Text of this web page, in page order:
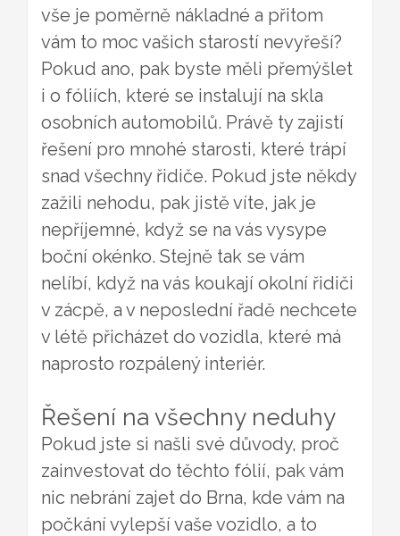
vše je poměrně nákladné a přitom
vám to moc vašich starostí nevyřeší?
Pokud ano, pak byste měli přemýšlet
i o fóliích, které se instalují na skla
osobních automobilů. Právě ty zajistí
řešení pro mnohé starosti, které trápí
snad všechny řidiče. Pokud jste někdy
zažili nehodu, pak jistě víte, jak je
nepříjemné, když se na vás vysype
boční okénko. Stejně tak se vám
nelíbí, když na vás koukají okolní řidiči
v zácpě, a v neposlední řadě nechcete
v létě přicházet do vozidla, které má
naprosto rozpálený interiér.
Řešení na všechny neduhy
Pokud jste si našli své důvody, proč
zainvestovat do těchto fólií, pak vám
nic nebrání zajet do Brna, kde vám na
počkání vylepší vaše vozidlo, a to